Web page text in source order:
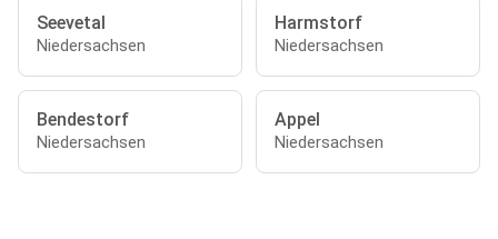
Seevetal
Niedersachsen
Harmstorf
Niedersachsen
Bendestorf
Niedersachsen
Appel
Niedersachsen